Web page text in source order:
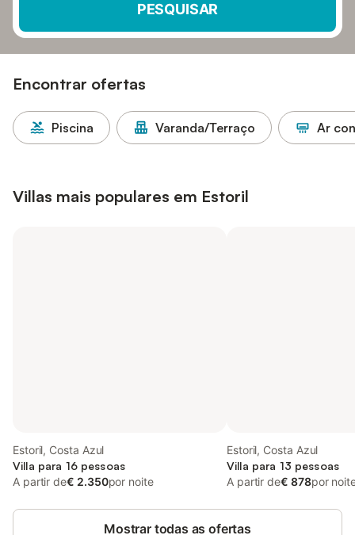
PESQUISAR
Encontrar ofertas
Piscina Varanda/Terraço Ar
Villas mais populares em Estoril
Estoril, Costa Azul
Villa para 16 pessoas
A partir de€ 2.350por noite
Estoril, Costa Azul
Villa para 13 pessoas
A partir de€ 878por
Mostrar todas as ofertas